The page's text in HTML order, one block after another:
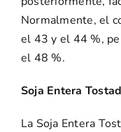
Normalmente, el
el 43 y el 44 %,
el 48 %.
Soja Entera
La Soja Entera